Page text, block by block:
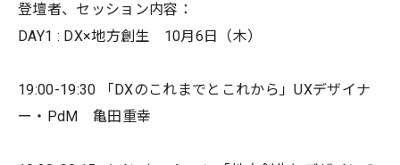
登壇者、セッション内容：
DAY1 : DX×地方創生 10月6日（木）
19:00-19:30 「DXのこれまでとこれから」UXデザイナ
ー・PdM 亀田重幸